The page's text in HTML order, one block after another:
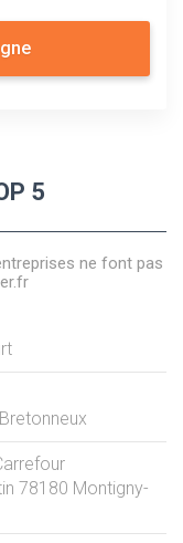
5
ne font pas
78180 Montigny-